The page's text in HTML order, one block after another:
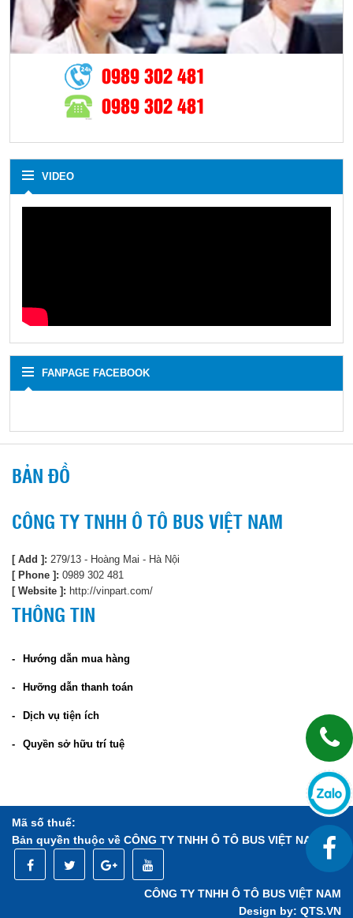
0989 302 481
0989 302 481
VIDEO
FANPAGE FACEBOOK
BẢN ĐỒ
CÔNG TY TNHH Ô TÔ BUS VIỆT NAM
[ Add ]: 279/13 - Hoàng Mai - Hà Nội
[ Phone ]: 0989 302 481
[ Website ]: http://vinpart.com/
THÔNG TIN
Hướng dẫn mua hàng
Hưỡng dẫn thanh toán
Dịch vụ tiện ích
Quyền sở hữu trí tuệ
Mã số thuế:
Bản quyền thuộc về CÔNG TY TNHH Ô TÔ BUS VIỆT NAM
CÔNG TY TNHH Ô TÔ BUS VIỆT NAM
Design by: QTS.VN